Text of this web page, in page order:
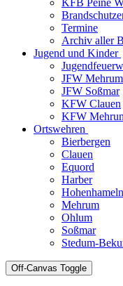
KFB Peine
Termine
Archiv aller
Jugend und Kinder
JFW Mehrum
JFW Soßmar
KFW Clauen
KFW
Ortswehren
Bierbergen
Clauen
Equord
Harber
Hohenhameln
Mehrum
Ohlum
Soßmar
Stedum-
Off-Canvas Toggle